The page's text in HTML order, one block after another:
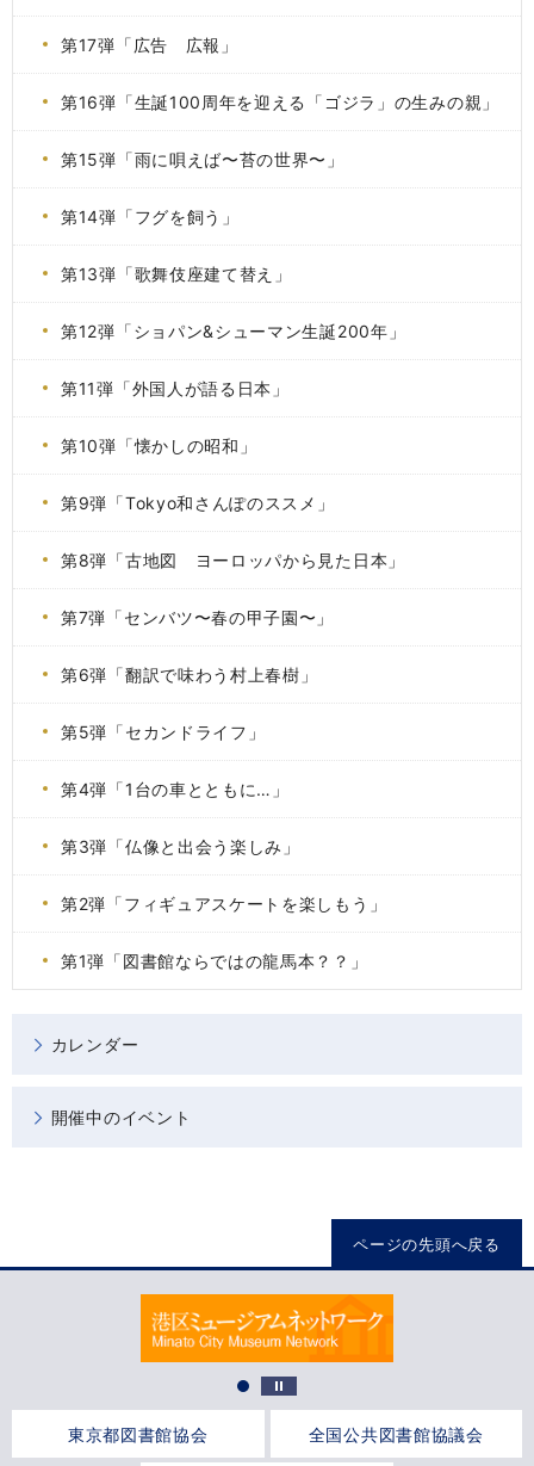
第17弾「広告 広報」
第16弾「生誕100周年を迎える「ゴジラ」の生みの親」
第15弾「雨に唄えば〜苔の世界〜」
第14弾「フグを飼う」
第13弾「歌舞伎座建て替え」
第12弾「ショパン&シューマン生誕200年」
第11弾「外国人が語る日本」
第10弾「懐かしの昭和」
第9弾「Tokyo和さんぽのススメ」
第8弾「古地図 ヨーロッパから見た日本」
第7弾「センバツ〜春の甲子園〜」
第6弾「翻訳で味わう村上春樹」
第5弾「セカンドライフ」
第4弾「1台の車とともに…」
第3弾「仏像と出会う楽しみ」
第2弾「フィギュアスケートを楽しもう」
第1弾「図書館ならではの龍馬本？？」
カレンダー
開催中のイベント
ページの先頭へ戻る
東京都図書館協会 全国公共図書館協議会